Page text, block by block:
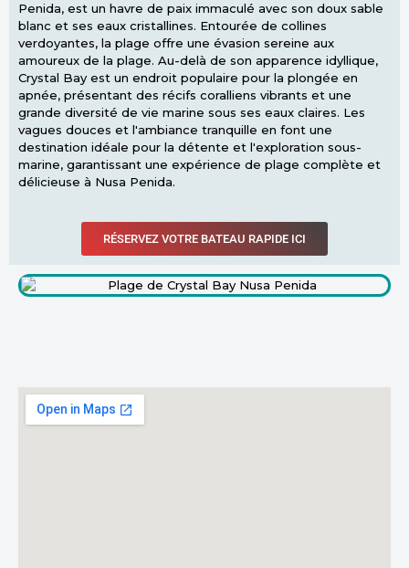
Penida, est un havre de paix immaculé avec son doux sable
blanc et ses eaux cristallines. Entourée de collines
verdoyantes, la plage offre une évasion sereine aux
amoureux de la plage. Au-delà de son apparence idyllique,
Crystal Bay est un endroit populaire pour la plongée en
apnée, présentant des récifs coralliens vibrants et une
grande diversité de vie marine sous ses eaux claires. Les
vagues douces et l'ambiance tranquille en font une
destination idéale pour la détente et l'exploration sous-
marine, garantissant une expérience de plage complète et
délicieuse à Nusa Penida.
RÉSERVEZ VOTRE BATEAU RAPIDE ICI